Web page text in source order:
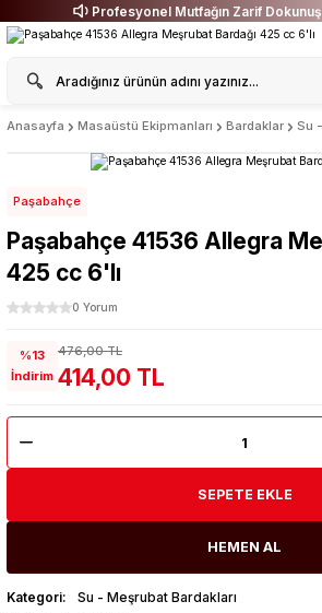
Profesyonel Mutfağın Zarif
Anasayfa Masaüstü Ekipmanları Bardaklar Su
Paşabahçe
Paşabahçe 41536 Allegra
425 cc 6'lı
0 Yorum
%13
İndirim
476,00 TL
414,00 TL
SEPETE EKLE
HEMEN AL
Kategori
Su - Meşrubat Bardakları